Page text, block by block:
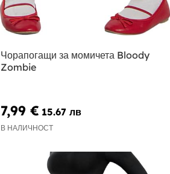
Чорапогащи за момичета Bloody
Zombie
7,99 € 15.67 лв
В НАЛИЧНОСТ